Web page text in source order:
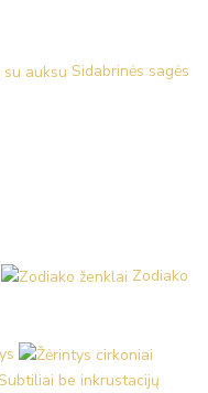
Sidabrinės sagės
Zodiako
be inkrustacijų